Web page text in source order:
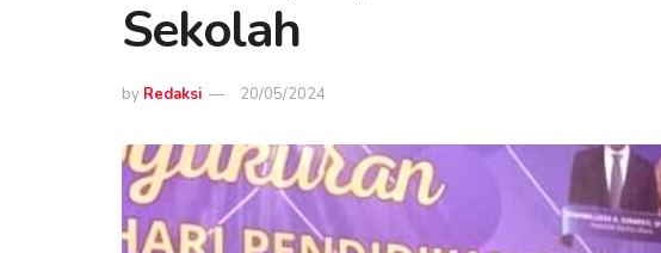
Sekolah
by Redaksi 20/05/2024